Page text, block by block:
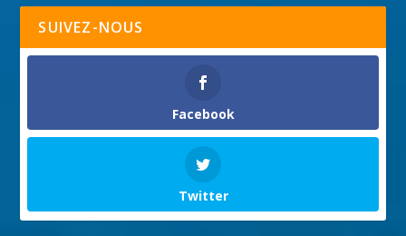
SUIVEZ-NOUS
Facebook
Twitter